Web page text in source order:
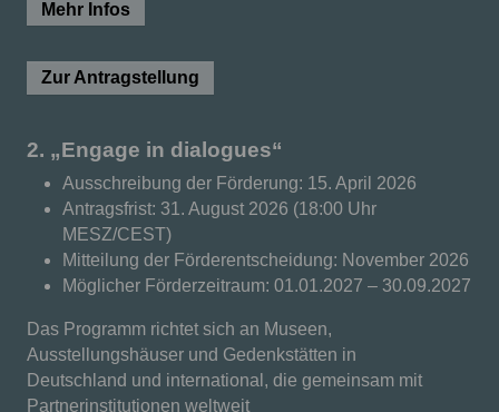
Mehr Infos
Zur Antragstellung
2. „Engage in dialogues“
Ausschreibung der Förderung: 15. April 2026
Antragsfrist: 31. August 2026 (18:00 Uhr
MESZ/CEST)
Mitteilung der Förderentscheidung: November 2026
Möglicher Förderzeitraum: 01.01.2027 – 30.09.2027
Das Programm richtet sich an Museen,
Ausstellungshäuser und Gedenkstätten in
Deutschland und international, die gemeinsam mit
Partnerinstitutionen weltweit